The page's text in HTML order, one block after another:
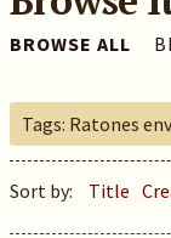
BROWSE ALL
Tags: Ratones
Sort by: Title